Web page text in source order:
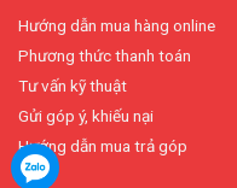
Hướng dẫn mua hàng online
Phương thức thanh toán
Tư vấn kỹ thuật
Gửi góp ý, khiếu nại
Hướng dẫn mua trả góp